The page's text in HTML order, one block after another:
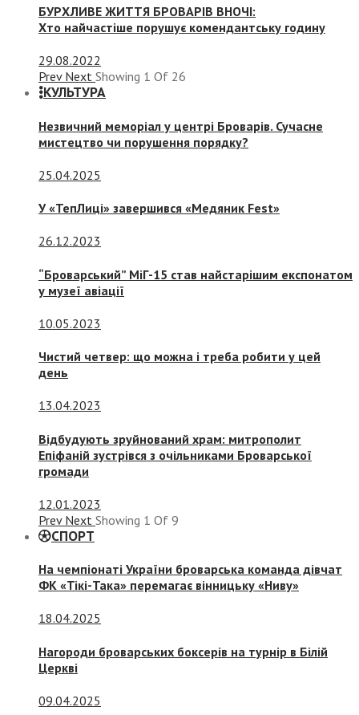
БУРХЛИВЕ ЖИТТЯ БРОВАРІВ ВНОЧІ:
Хто найчастіше порушує комендантську годину
29.08.2022
Prev Next Showing 1 Of 26
КУЛЬТУРА
Незвичний меморіал у центрі Броварів. Сучасне
мистецтво чи порушення порядку?
25.04.2025
У «ТепЛиці» завершився «Медяник Fest»
26.12.2023
“Броварський” МіГ-15 став найстарішим експонатом
у музеї авіації
10.05.2023
Чистий четвер: що можна і треба робити у цей
день
13.04.2023
Відбудують зруйнований храм: митрополит
Епіфаній зустрівся з очільниками Броварської
громади
12.01.2023
Prev Next Showing 1 Of 9
СПОРТ
На чемпіонаті України броварська команда дівчат
ФК «Тікі-Така» перемагає вінницьку «Ниву»
18.04.2025
Нагороди броварських боксерів на турнір в Білій
Церкві
09.04.2025